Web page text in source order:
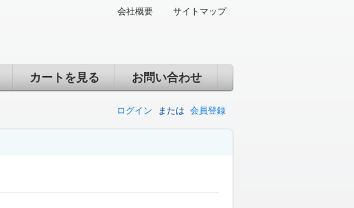
会社概要 サイトマップ
カートを見る お問い合わせ
ログイン または 会員登録